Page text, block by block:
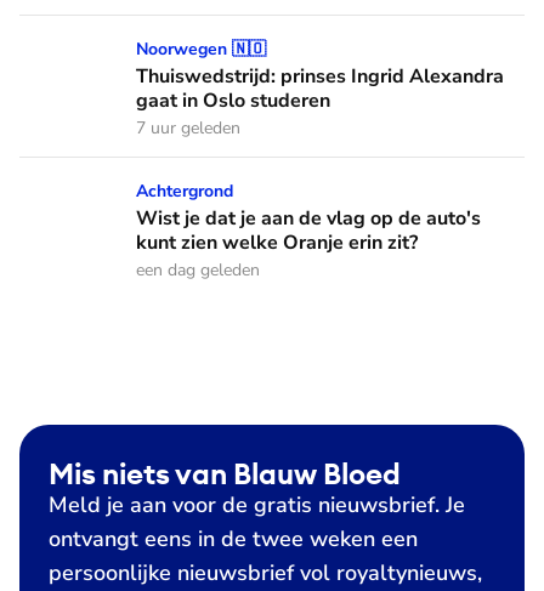
Thuiswedstrijd: prinses Ingrid Alexandra gaat in Oslo
Noorwegen 🇳🇴
Thuiswedstrijd: prinses Ingrid Alexandra
gaat in Oslo studeren
7 uur geleden
Wist je dat je aan de vlag op de auto's kunt zien welke
Achtergrond
Wist je dat je aan de vlag op de auto's
kunt zien welke Oranje erin zit?
een dag geleden
Mis niets van Blauw Bloed
Meld je aan voor de gratis nieuwsbrief. Je
ontvangt eens in de twee weken een
persoonlijke nieuwsbrief vol royaltynieuws,